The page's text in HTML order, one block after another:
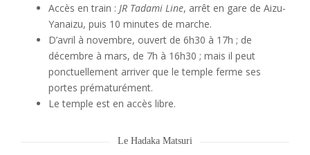
Accès en train : JR Tadami Line, arrêt en gare de Aizu-
Yanaizu, puis 10 minutes de marche.
D’avril à novembre, ouvert de 6h30 à 17h ; de
décembre à mars, de 7h à 16h30 ; mais il peut
ponctuellement arriver que le temple ferme ses
portes prématurément.
Le temple est en accès libre.
Le Hadaka Matsuri